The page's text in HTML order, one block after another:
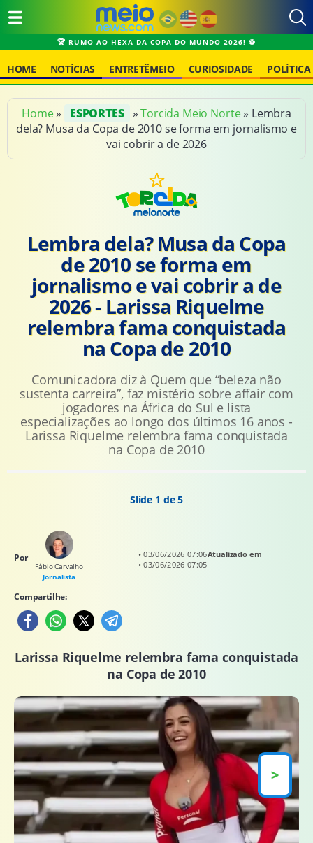
HOME NOTÍCIAS ENTRETÊMEIO CURIOSIDADE POLÍTICA
Home» ESPORTES »Torcida Meio Norte» Lembra
dela? Musa da Copa de 2010 se forma em jornalismo e
vai cobrir a de 2026
Lembra dela? Musa da Copa
de 2010 se forma em
jornalismo e vai cobrir a de
2026 - Larissa Riquelme
relembra fama conquistada
na Copa de 2010
Comunicadora diz à Quem que “beleza não
sustenta carreira”, faz mistério sobre affair com
jogadores na África do Sul e lista
especializações ao longo dos últimos 16 anos -
Larissa Riquelme relembra fama conquistada
na Copa de 2010
Slide 1 de 5
Por
Fábio Carvalho
Jornalista
• 03/06/2026 07:06Atualizado em
• 03/06/2026 07:05
Compartilhe:
Larissa Riquelme relembra fama conquistada
na Copa de 2010
>